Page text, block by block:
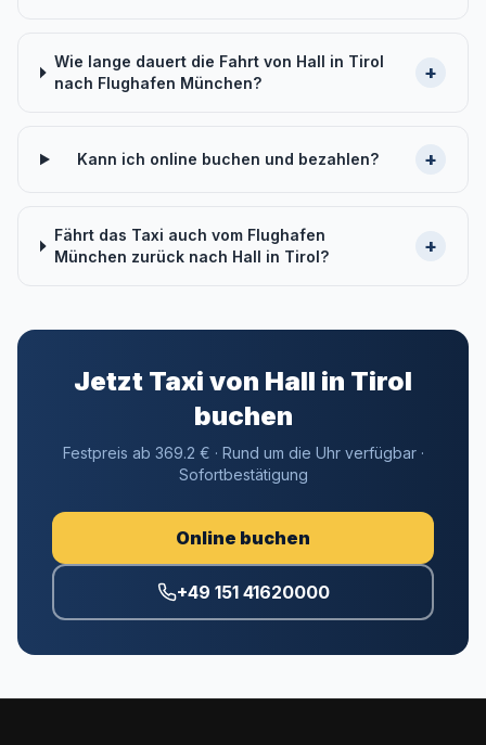
Wie lange dauert die Fahrt von Hall in Tirol
nach Flughafen München?
+
Kann ich online buchen und bezahlen? +
Fährt das Taxi auch vom Flughafen
München zurück nach Hall in Tirol?
+
Jetzt Taxi von Hall in Tirol
buchen
Festpreis ab 369.2 € · Rund um die Uhr verfügbar ·
Sofortbestätigung
Online buchen
+49 151 41620000